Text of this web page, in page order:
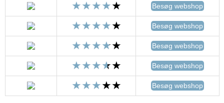
Besøg webshop
Besøg webshop
Besøg webshop
Besøg webshop
Besøg webshop